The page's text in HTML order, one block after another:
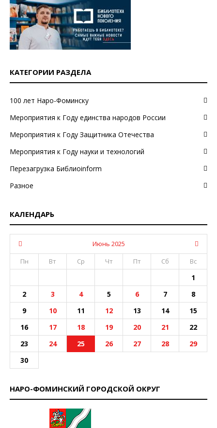
КАТЕГОРИИ РАЗДЕЛА
100 лет Наро-Фоминску
Мероприятия к Году единства народов России
Мероприятия к Году Защитника Отечества
Мероприятия к Году науки и технологий
Перезагрузка Библиоinform
Разное
КАЛЕНДАРЬ
Июнь 2025
Пн
Вт Ср Чт Пт Сб Вс
1
2
3 4 5 6 7
8
9
10 11 12 13 14
15
16
17 18 19 20 21
22
23
24 25 26 27 28
29
30
НАРО-ФОМИНСКИЙ ГОРОДСКОЙ ОКРУГ